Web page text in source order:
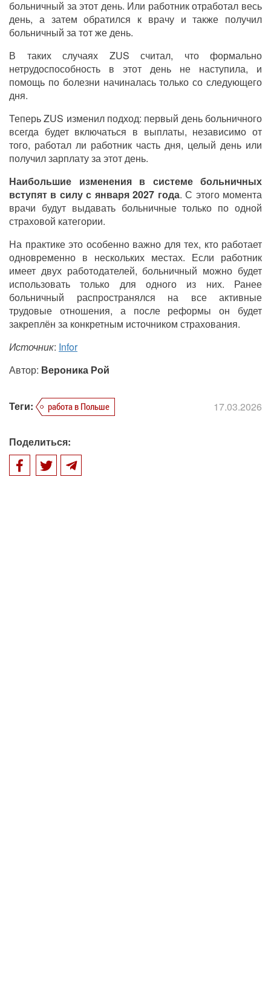
больничный за этот день. Или работник отработал весь
день, а затем обратился к врачу и также получил
больничный за тот же день.
В таких случаях ZUS считал, что формально
нетрудоспособность в этот день не наступила, и
помощь по болезни начиналась только со следующего
дня.
Теперь ZUS изменил подход: первый день больничного
всегда будет включаться в выплаты, независимо от
того, работал ли работник часть дня, целый день или
получил зарплату за этот день.
Наибольшие изменения в системе больничных
вступят в силу с января 2027 года. С этого момента
врачи будут выдавать больничные только по одной
страховой категории.
На практике это особенно важно для тех, кто работает
одновременно в нескольких местах. Если работник
имеет двух работодателей, больничный можно будет
использовать только для одного из них. Ранее
больничный распространялся на все активные
трудовые отношения, а после реформы он будет
закреплён за конкретным источником страхования.
Источник: Infor
Автор: Вероника Рой
Теги: работа в Польше 17.03.2026
Поделиться: